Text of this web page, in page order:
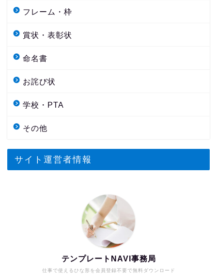
フレーム・枠
賞状・表彰状
命名書
お詫び状
学校・PTA
その他
サイト運営者情報
仕事で使えるひな形を会員登録不要で無料ダウンロード
テンプレートNAVI事務局